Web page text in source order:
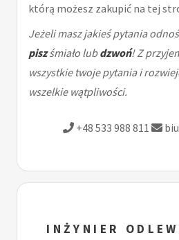
którą możesz zakupić na tej
Jeżeli masz jakieś pytania
piszśmiało lubdzwoń! Z
wszystkie twoje pytania i
wszelkie wątpliwości.
+48 533 988 811
INŻYNIER